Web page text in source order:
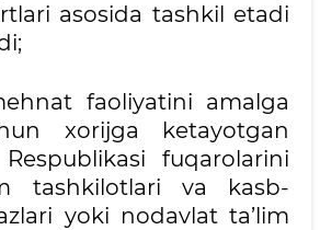
asosida tashkil etadi
faoliyatini amalga
xorijga ketayotgan
Respublikasi fuqarolarini
tashkilotlari va kasb-
yoki nodavlat ta’lim